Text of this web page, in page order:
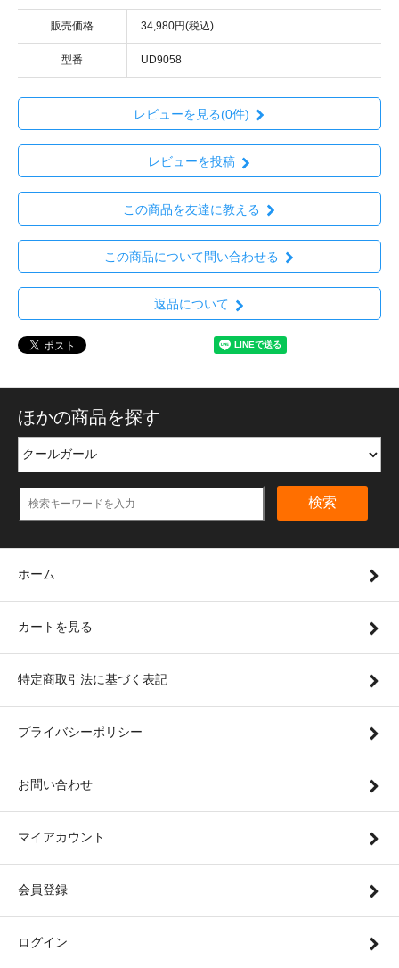
販売価格 34,980円(税込)
型番 UD9058
レビューを見る(0件)
レビューを投稿
この商品を友達に教える
この商品について問い合わせる
返品について
ほかの商品を探す
検索
ホーム
カートを見る
特定商取引法に基づく表記
プライバシーポリシー
お問い合わせ
マイアカウント
会員登録
ログイン